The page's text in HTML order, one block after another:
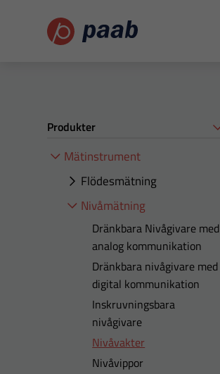
Produkter
Mätinstrument
Flödesmätning
Nivåmätning
Dränkbara Nivågivare med
analog kommunikation
Dränkbara nivågivare med
digital kommunikation
Inskruvningsbara
nivågivare
Nivåvakter
Nivåvippor